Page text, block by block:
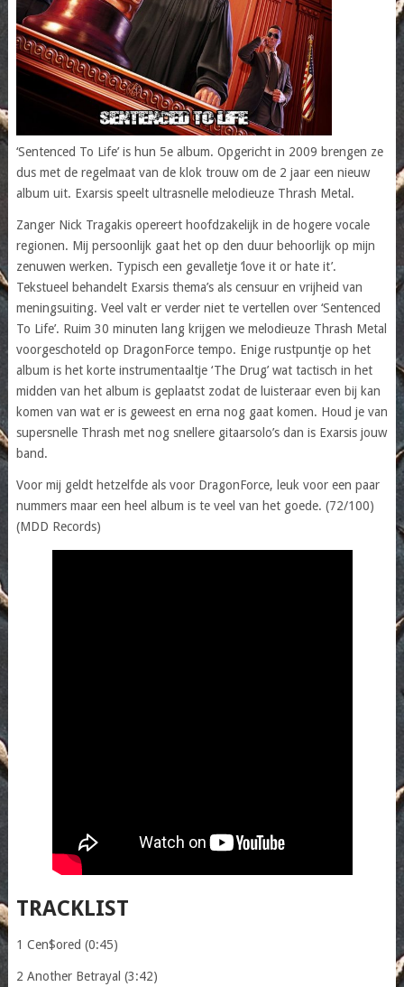
‘Sentenced To Life’ is hun 5e album. Opgericht in 2009 brengen ze
dus met de regelmaat van de klok trouw om de 2 jaar een nieuw
album uit. Exarsis speelt ultrasnelle melodieuze Thrash Metal.
Zanger Nick Tragakis opereert hoofdzakelijk in de hogere vocale
regionen. Mij persoonlijk gaat het op den duur behoorlijk op mijn
zenuwen werken. Typisch een gevalletje ‘love it or hate it’.
Tekstueel behandelt Exarsis thema’s als censuur en vrijheid van
meningsuiting. Veel valt er verder niet te vertellen over ‘Sentenced
To Life’. Ruim 30 minuten lang krijgen we melodieuze Thrash Metal
voorgeschoteld op DragonForce tempo. Enige rustpuntje op het
album is het korte instrumentaaltje ‘The Drug’ wat tactisch in het
midden van het album is geplaatst zodat de luisteraar even bij kan
komen van wat er is geweest en erna nog gaat komen. Houd je van
supersnelle Thrash met nog snellere gitaarsolo’s dan is Exarsis jouw
band.
Voor mij geldt hetzelfde als voor DragonForce, leuk voor een paar
nummers maar een heel album is te veel van het goede. (72/100)
(MDD Records)
TRACKLIST
1 Cen$ored (0:45)
2 Another Betrayal (3:42)